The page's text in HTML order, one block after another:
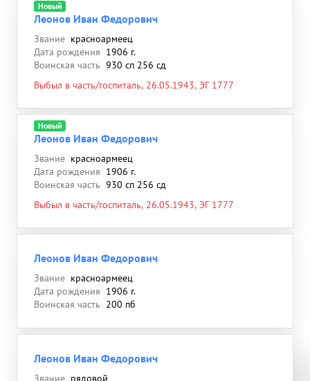
Новый
Леонов Иван Федорович
Звание красноармеец
Дата рождения 1906 г.
Воинская часть 930 сп 256 сд
Выбыл в часть/госпиталь, 26.05.1943, ЭГ 1777
Новый
Леонов Иван Федорович
Звание красноармеец
Дата рождения 1906 г.
Воинская часть 930 сп 256 сд
Выбыл в часть/госпиталь, 26.05.1943, ЭГ 1777
Леонов Иван Федорович
Звание красноармеец
Дата рождения 1906 г.
Воинская часть 200 пб
Леонов Иван Федорович
Звание рядовой